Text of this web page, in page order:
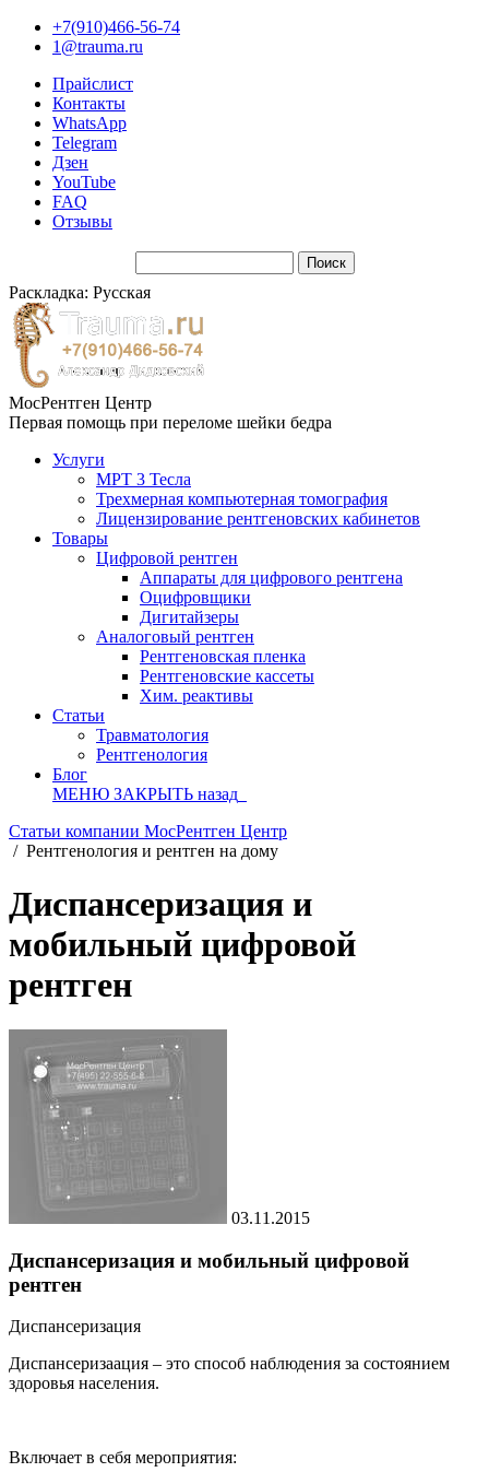
+7(910)466-56-74
1@trauma.ru
Прайслист
Контакты
WhatsApp
Telegram
Дзен
YouTube
FAQ
Отзывы
Раскладка: Русская
МосРентген Центр
Первая помощь при переломе шейки бедра
Услуги
МРТ 3 Тесла
Трехмерная компьютерная томография
Лицензирование рентгеновских кабинетов
Товары
Цифровой рентген
Аппараты для цифрового рентгена
Оцифровщики
Дигитайзеры
Аналоговый рентген
Рентгеновская пленка
Рентгеновские кассеты
Хим. реактивы
Статьи
Травматология
Рентгенология
Блог
МЕНЮ ЗАКРЫТЬ назад
Статьи компании МосРентген Центр
/ Рентгенология и рентген на дому
Диспансеризация и
мобильный цифровой
рентген
03.11.2015
Диспансеризация и мобильный цифровой
рентген
Диспансеризация
Диспансеризаация – это способ наблюдения за состоянием
здоровья населения.
Включает в себя мероприятия: